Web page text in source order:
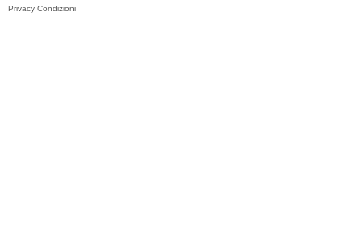
Privacy Condizioni